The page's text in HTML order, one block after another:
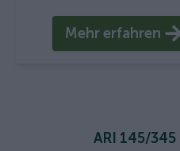
Mehr erfahren
ARI 145/345